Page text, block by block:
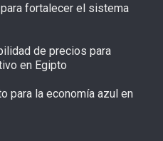
fortalecer el sistema
de precios para
en Egipto
para la economía azul en